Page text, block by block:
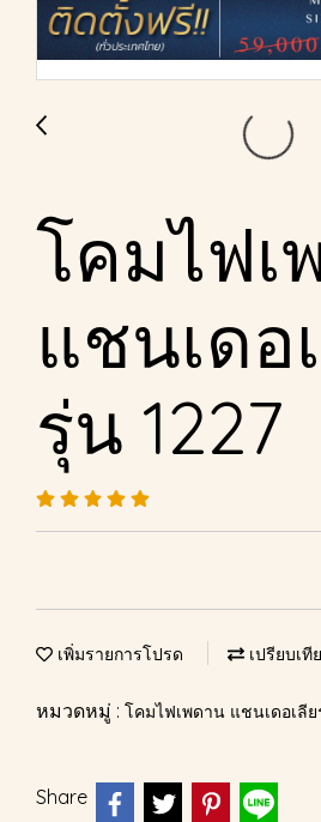
โคมไฟเ
แชนเดอ
รุ่น 1227
เพิ่มรายการโปรด เปรียบเที
หมวดหมู่ : โคมไฟเพดาน แชนเดอเลีย
Share